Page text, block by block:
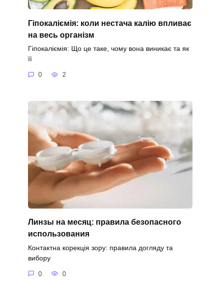
Гіпокаліємія: коли нестача калію впливає
на весь організм
Гіпокаліємія: Що це таке, чому вона виникає та як
її
0 2
Линзы на месяц: правила безопасного
использования
Контактна корекція зору: правила догляду та
вибору
0 0